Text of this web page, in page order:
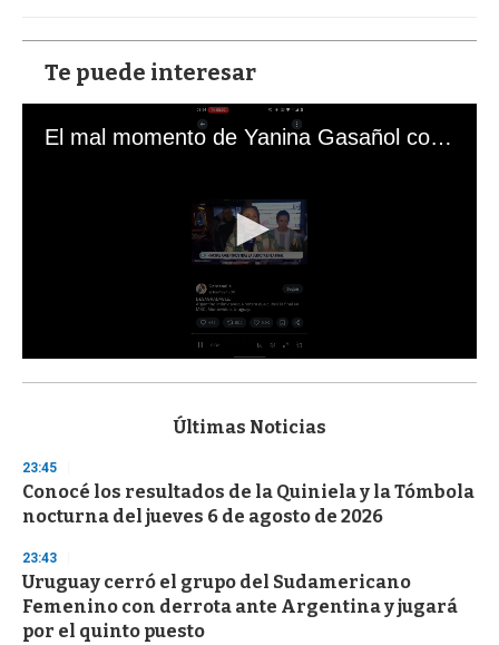
Te puede interesar
El mal momento de Yanina Gasañol con un hincha argentino en "Subrayado"
s
d
s
o
f
3
s
e
c
o
Últimas Noticias
23:45
Conocé los resultados de la Quiniela y la Tómbola
nocturna del jueves 6 de agosto de 2026
23:43
Uruguay cerró el grupo del Sudamericano
Femenino con derrota ante Argentina y jugará
por el quinto puesto